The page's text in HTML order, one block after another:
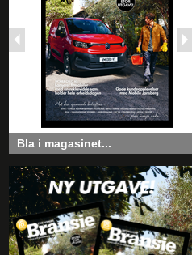
Bla i magasinet...